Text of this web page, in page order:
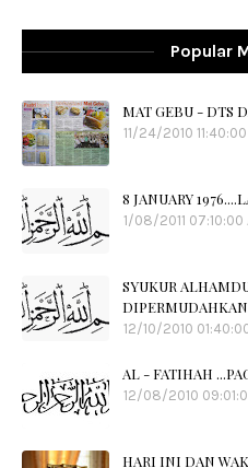
Popular
MAT GEBU - DTS
11/24/2010 11:40:00
8 JANUARY
1/08/2011 07:10:00
SYUKUR
12/10/2010
AL - FATIHAH
12/08/2010
HARI INI DAN